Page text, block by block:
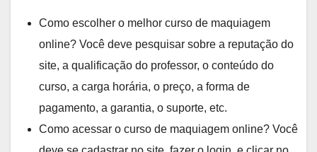
Como escolher o melhor curso de maquiagem
online? Você deve pesquisar sobre a reputação do
site, a qualificação do professor, o conteúdo do
curso, a carga horária, o preço, a forma de
pagamento, a garantia, o suporte, etc.
Como acessar o curso de maquiagem online? Você